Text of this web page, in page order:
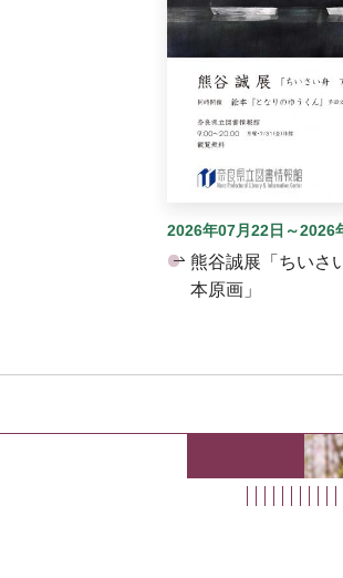
2026年07月22日～2026
熊谷誠展「ちい
本原画」